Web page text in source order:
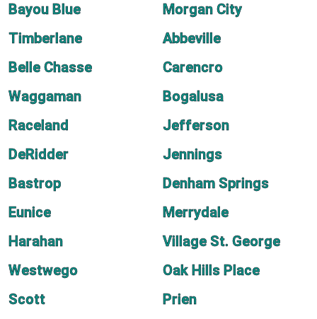
Bayou Blue
Morgan City
Timberlane
Abbeville
Belle Chasse
Carencro
Waggaman
Bogalusa
Raceland
Jefferson
DeRidder
Jennings
Bastrop
Denham Springs
Eunice
Merrydale
Harahan
Village St. George
Westwego
Oak Hills Place
Scott
Prien